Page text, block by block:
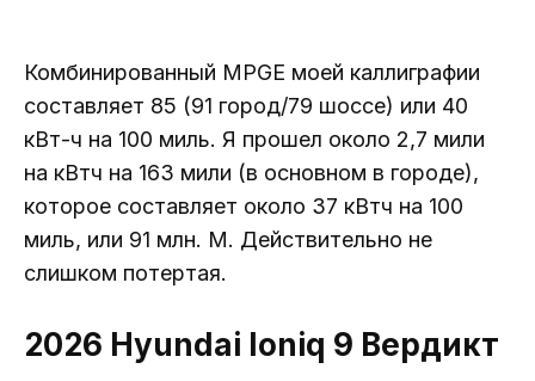
Комбинированный MPGE моей каллиграфии
составляет 85 (91 город/79 шоссе) или 40
кВт-ч на 100 миль. Я прошел около 2,7 мили
на кВтч на 163 мили (в основном в городе),
которое составляет около 37 кВтч на 100
миль, или 91 млн. М. Действительно не
слишком потертая.
2026 Hyundai Ioniq 9 Вердикт